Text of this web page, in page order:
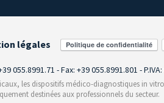
légales
055.8991.71 - Fax: +39 055.8991.801 -
les dispositifs médico-diagnostiques in
destinées aux professionnels du secteur.